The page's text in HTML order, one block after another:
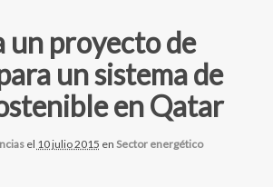
un proyecto de
un sistema de
en Qatar
el 10 julio 2015 en Sector energético